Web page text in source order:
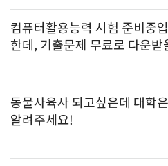
컴퓨터활용능력 시험 준비중
한데, 기출문제 무료로 다운
동물사육사 되고싶은데 대학
알려주세요!